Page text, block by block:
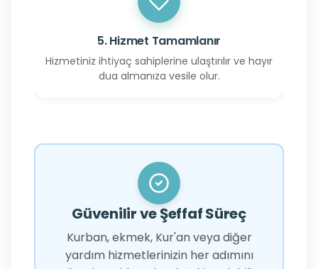
5. Hizmet Tamamlanır
Hizmetiniz ihtiyaç sahiplerine ulaştırılır ve hayır
dua almanıza vesile olur.
Güvenilir ve Şeffaf Süreç
Kurban, ekmek, Kur'an veya diğer
yardım hizmetlerinizin her adımını